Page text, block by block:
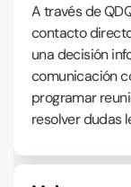
A través de
contacto
una decisión
comunicación
programar
resolver dudas